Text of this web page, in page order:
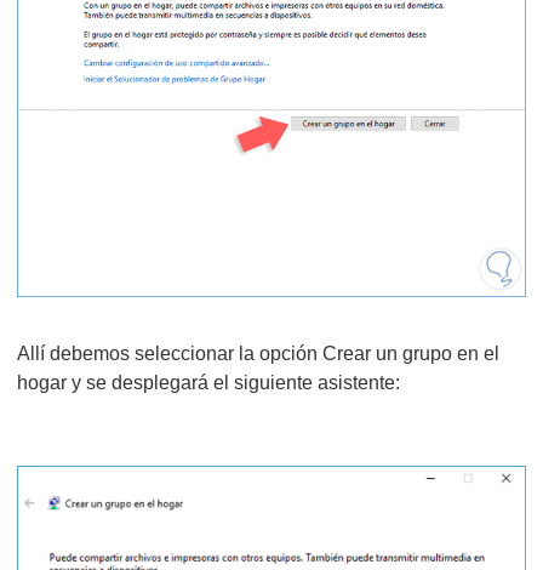
Allí debemos seleccionar la opción Crear un grupo en el
hogar y se desplegará el siguiente asistente: